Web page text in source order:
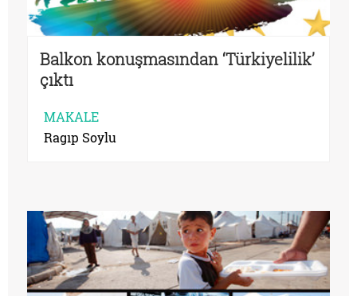
Balkon konuşmasından ‘Türkiyelilik’
çıktı
MAKALE
Ragıp Soylu